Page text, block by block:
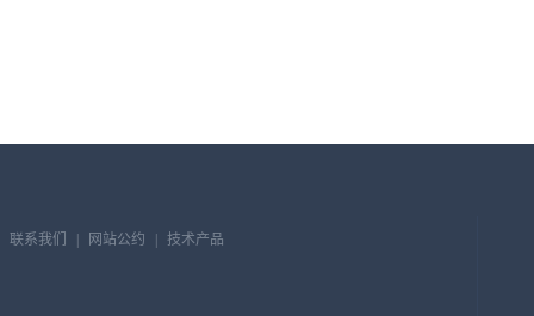
联系我们 网站公约 技术产品